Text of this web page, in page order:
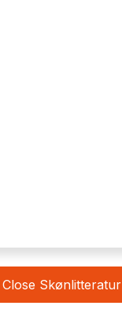
Close Skønlitteratur